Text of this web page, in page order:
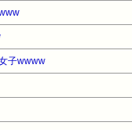
子wwww